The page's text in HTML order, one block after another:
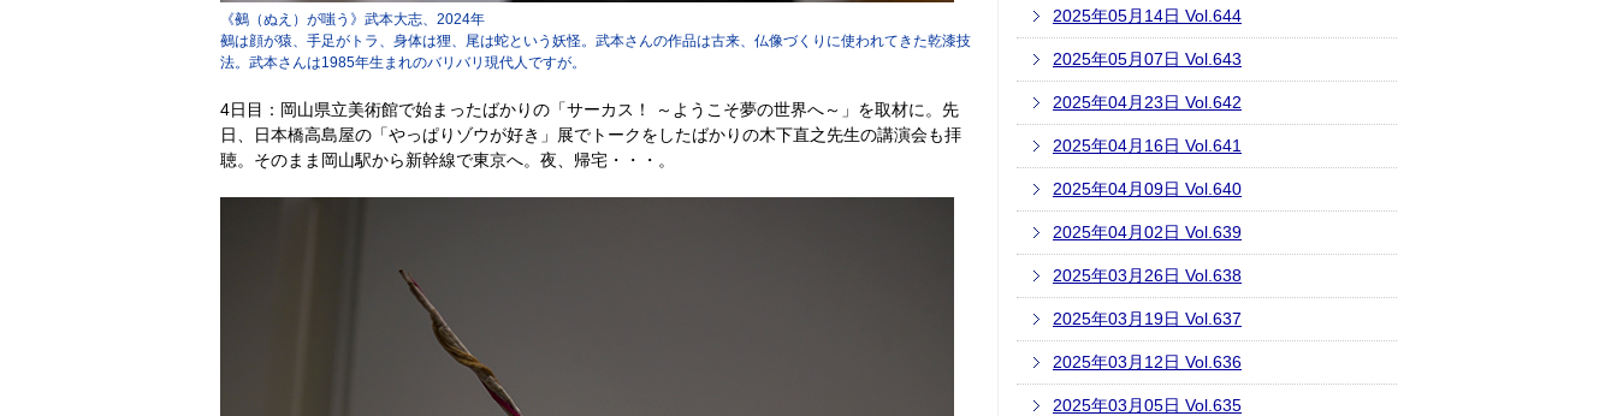
《鵺（ぬえ）が嗤う》武本大志、2024年
鵺は顔が猿、手足がトラ、身体は狸、尾は蛇という妖怪。武本さんの作品は古来、仏像づくりに使われてきた乾漆技
法。武本さんは1985年生まれのバリバリ現代人ですが。
4日目：岡山県立美術館で始まったばかりの「サーカス！ ～ようこそ夢の世界へ～」を取材に。先
日、日本橋高島屋の「やっぱりゾウが好き」展でトークをしたばかりの木下直之先生の講演会も拝
聴。そのまま岡山駅から新幹線で東京へ。夜、帰宅・・・。
2025年05月14日 Vol.644
2025年05月07日 Vol.643
2025年04月23日 Vol.642
2025年04月16日 Vol.641
2025年04月09日 Vol.640
2025年04月02日 Vol.639
2025年03月26日 Vol.638
2025年03月19日 Vol.637
2025年03月12日 Vol.636
2025年03月05日 Vol.635